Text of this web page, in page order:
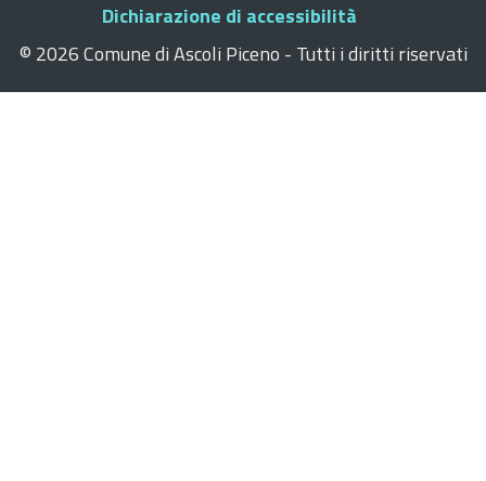
Dichiarazione di accessibilità
© 2026 Comune di Ascoli Piceno - Tutti i diritti riservati